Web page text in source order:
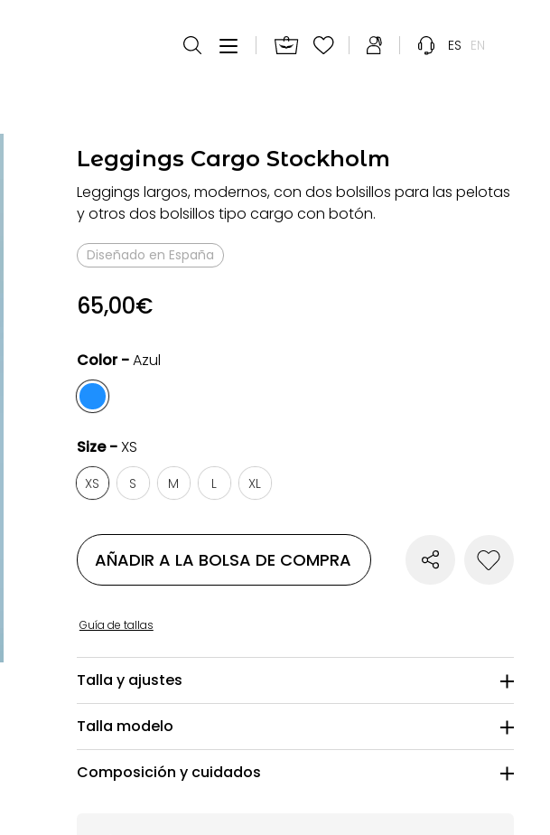
ES EN
Leggings Cargo Stockholm
Leggings largos, modernos, con dos bolsillos para las pelotas
y otros dos bolsillos tipo cargo con botón.
Diseñado en España
65,00€
Color -Azul
Size -XS
XS S M L XL
AÑADIR A LA BOLSA DE COMPRA
Guía de tallas
Talla y ajustes
Talla modelo
Composición y cuidados